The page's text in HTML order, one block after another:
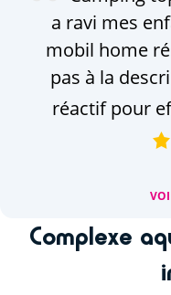
a ravi mes
mobil home
pas à la
réactif pour
Complexe